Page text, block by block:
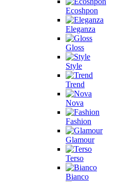
Ecoshpon
Eleganza
Gloss
Style
Trend
Nova
Fashion
Glamour
Terso
Bianco